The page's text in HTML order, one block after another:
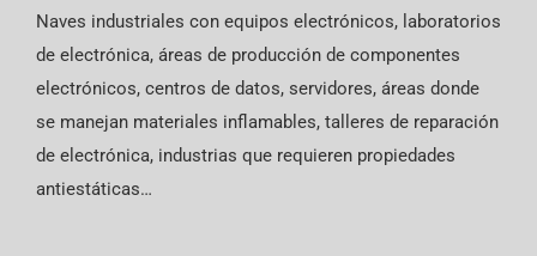
Naves industriales con equipos electrónicos, laboratorios
de electrónica, áreas de producción de componentes
electrónicos, centros de datos, servidores, áreas donde
se manejan materiales inflamables, talleres de reparación
de electrónica, industrias que requieren propiedades
antiestáticas…